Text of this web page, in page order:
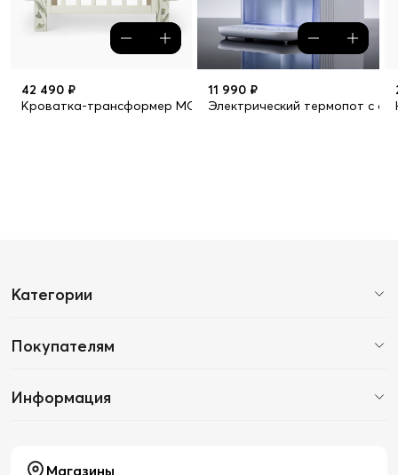
42 490 ₽
Кроватка-трансформер MOMMY LOVE
11 990 ₽
Электрический термопот с
Категории
Покупателям
Информация
Магазины